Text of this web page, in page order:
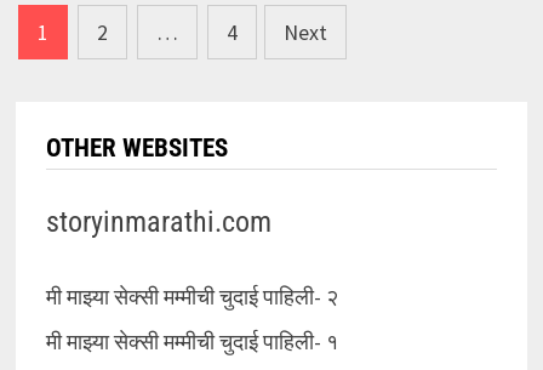
Posts
pagination
1 2 … 4 Next
OTHER WEBSITES
storyinmarathi.com
मी माझ्या सेक्सी मम्मीची चुदाई पाहिली- २
मी माझ्या सेक्सी मम्मीची चुदाई पाहिली- १